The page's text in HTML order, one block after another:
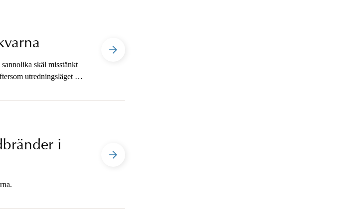
skäl misstänkt
utredningsläget nu
övervakning kan
i